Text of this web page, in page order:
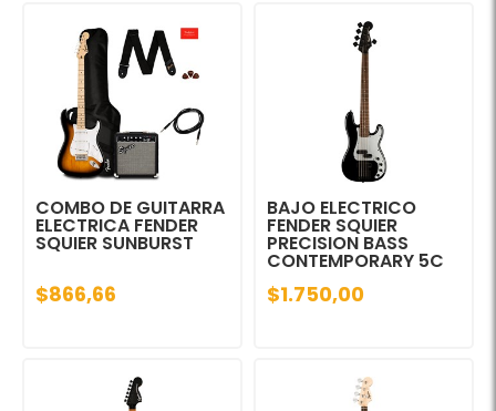
COMBO DE GUITARRA
ELECTRICA FENDER
SQUIER SUNBURST
$866,66
BAJO ELECTRICO
FENDER SQUIER
PRECISION BASS
CONTEMPORARY 5C
$1.750,00